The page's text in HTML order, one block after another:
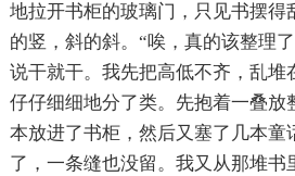
地拉开书柜的玻璃门，只见书摆得
的竖，斜的斜。“唉，真的该整理
说干就干。我先把高低不齐，乱堆
仔仔细细地分了类。先抱着一叠放
本放进了书柜，然后又塞了几本童
了，一条缝也没留。我又从那堆书